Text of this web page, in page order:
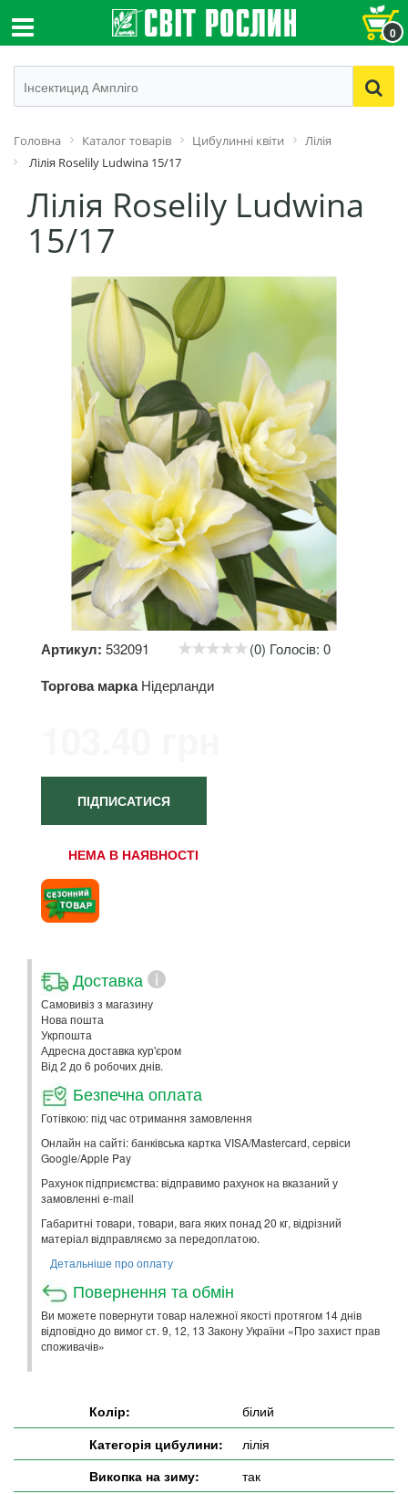
0
Головна Каталог товарів Цибулинні квіти
Лілія
Лілія Roselily Ludwina 15/17
Лілія Roselily Ludwina
15/17
Артикул: 532091 (0) Голосів: 0
Торгова марка Нідерланди
ПІДПИСАТИСЯ
НЕМА В НАЯВНОСТІ
Доставка i
Самовивіз з магазину
Нова пошта
Укрпошта
Адресна доставка кур'єром
Від 2 до 6 робочих днів.
Безпечна оплата
Готівкою: під час отримання замовлення
Онлайн на сайті: банківська картка VISA/Mastercard, сервіси
Google/Apple Pay
Рахунок підприємства: відправимо рахунок на вказаний у
замовленні e-mail
Габаритні товари, товари, вага яких понад 20 кг, відрізний
матеріал відправляємо за передоплатою.
Детальніше про оплату
Повернення та обмін
Ви можете повернути товар належної якості протягом 14 днів
відповідно до вимог ст. 9, 12, 13 Закону України «Про захист прав
споживачів»
Колір:
білий
Категорія цибулини:
лілія
Викопка на зиму:
так